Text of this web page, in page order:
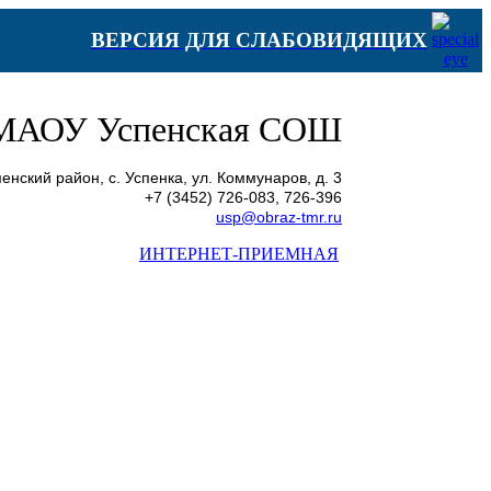
ВЕРСИЯ ДЛЯ СЛАБОВИДЯЩИХ
Успенская СОШ
район, с. Успенка, ул. Коммунаров, д. 3
+7 (3452) 726-083, 726-396
usp@obraz-tmr.ru
ИНТЕРНЕТ-ПРИЕМНАЯ